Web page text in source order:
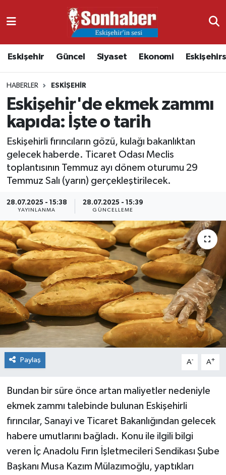
Eskişehir Güncel Siyaset Ekonomi
HABERLER ESKIŞEHIR
Eskişehir'de ekmek zammı
kapıda: İşte o tarih
Eskişehirli fırıncıların gözü, kulağı bakanlıktan
gelecek haberde. Ticaret Odası Meclis
toplantısının Temmuz ayı dönem oturumu 29
Temmuz Salı (yarın) gerçekleştirilecek.
28.07.2025 - 15:38
YAYINLANMA
28.07.2025 - 15:39
GÜNCELLEME
Paylaş A- A+
Bundan bir süre önce artan maliyetler nedeniyle
ekmek zammı talebinde bulunan Eskişehirli
fırıncılar, Sanayi ve Ticaret Bakanlığından gelecek
habere umutlarını bağladı. Konu ile ilgili bilgi
veren İç Anadolu Fırın İşletmecileri Sendikası Şube
Başkanı Musa Kazım Mülazımoğlu, yaptıkları
Ekonomi
Güncel
Kültür & Sanat
Magazin
Siyaset
Spor
Nöbetçi Eczaneler
Namaz Vakitleri
Trafik Durumu
Süper Lig Puan Durumu ve Fikstür
Tüm Manşetler